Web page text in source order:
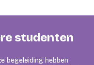
studenten
begeleiding hebben